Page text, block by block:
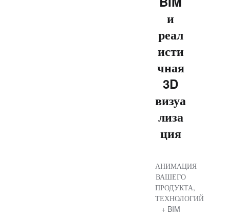
и
реал
исти
чная
3D
визуа
лиза
ция
АНИМАЦИЯ
ВАШЕГО
ПРОДУКТА,
ТЕХНОЛОГИЙ
+ BIM